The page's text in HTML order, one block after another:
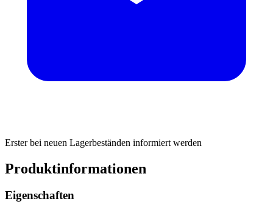
Erster bei neuen Lagerbeständen informiert werden
Produktinformationen
Eigenschaften